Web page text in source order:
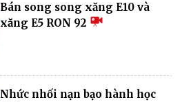
Bán song song xăng E10 và
xăng E5 RON 92
Nhức nhối nạn bạo hành học